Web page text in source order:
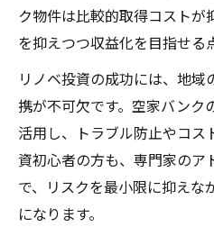
ク物件は比較的取得コスト
を抑えつつ収益化を目指せる
リノベ投資の成功には、地
携が不可欠です。空家バンク
活用し、トラブル防止やコス
資初心者の方も、専門家のア
で、リスクを最小限に抑えな
になります。